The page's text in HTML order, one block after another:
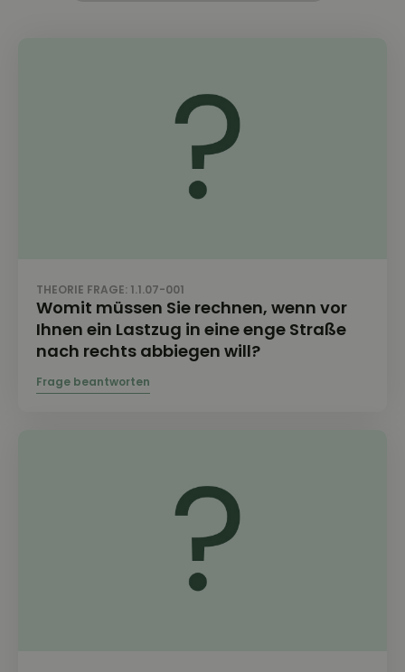
THEORIE FRAGE: 1.1.07-001
Womit müssen Sie rechnen, wenn vor
Ihnen ein Lastzug in eine enge Straße
nach rechts abbiegen will?